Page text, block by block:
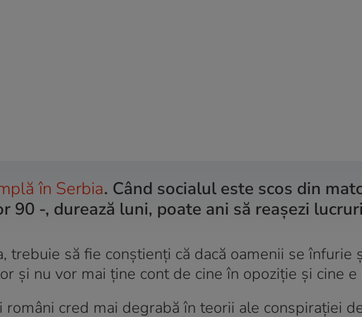
în Serbia. Când socialul este scos din
90 -, durează luni, poate ani să reașezi
trebuie să fie conștienți că dacă oamenii se înfurie
și nu vor mai ține cont de cine în opoziție și cine e
români cred mai degrabă în teorii ale conspirației